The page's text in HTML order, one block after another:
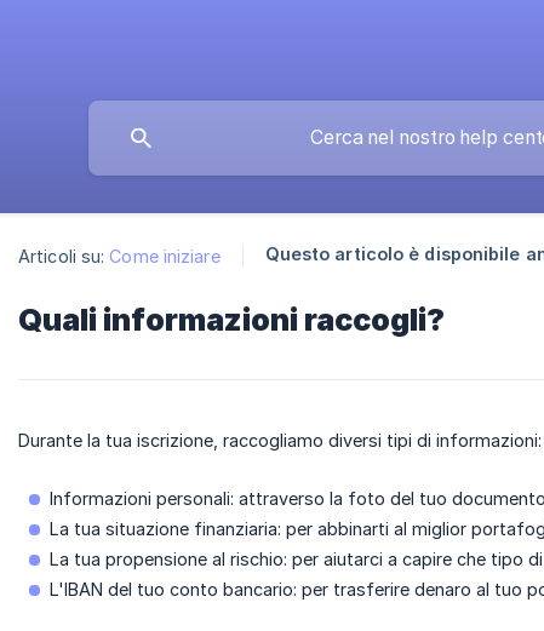
Articoli su: Come iniziare Questo articolo è disponibile
Quali informazioni raccogli?
Durante la tua iscrizione, raccogliamo diversi tipi di informazioni:
Informazioni personali: attraverso la foto del tuo
La tua situazione finanziaria: per abbinarti al miglior
La tua propensione al rischio: per aiutarci a capire che tipo
L'IBAN del tuo conto bancario: per trasferire denaro al tuo